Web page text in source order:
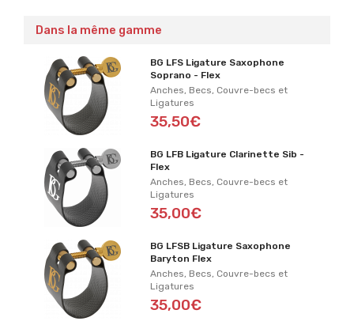
Dans la même gamme
BG LFS Ligature Saxophone
Soprano - Flex
Anches, Becs, Couvre-becs et
Ligatures
35,50€
BG LFB Ligature Clarinette Sib -
Flex
Anches, Becs, Couvre-becs et
Ligatures
35,00€
BG LFSB Ligature Saxophone
Baryton Flex
Anches, Becs, Couvre-becs et
Ligatures
35,00€